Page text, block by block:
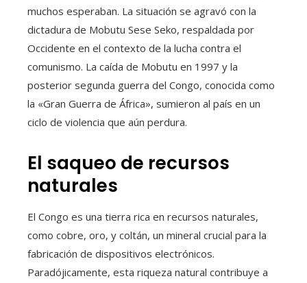
muchos esperaban. La situación se agravó con la
dictadura de Mobutu Sese Seko, respaldada por
Occidente en el contexto de la lucha contra el
comunismo. La caída de Mobutu en 1997 y la
posterior segunda guerra del Congo, conocida como
la «Gran Guerra de África», sumieron al país en un
ciclo de violencia que aún perdura.
El saqueo de recursos
naturales
El Congo es una tierra rica en recursos naturales,
como cobre, oro, y coltán, un mineral crucial para la
fabricación de dispositivos electrónicos.
Paradójicamente, esta riqueza natural contribuye a